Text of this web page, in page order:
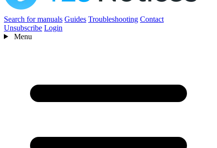
Search for manuals Guides Troubleshooting Contact
Unsubscribe Login
Menu